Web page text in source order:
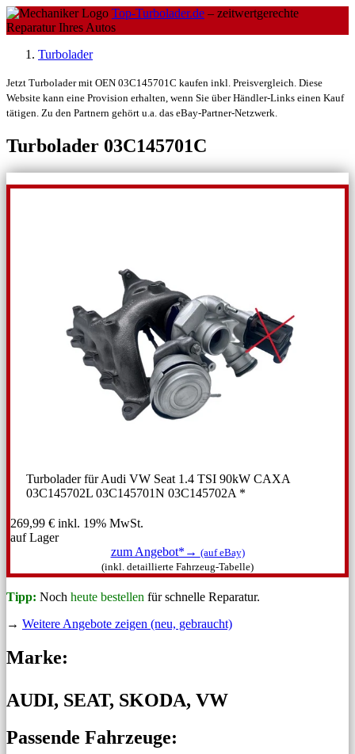
Top-Turbolader.de – zeitwertgerechte
Reparatur Ihres Autos
Turbolader
Jetzt Turbolader mit OEN 03C145701C kaufen inkl. Preisvergleich. Diese
Website kann eine Provision erhalten, wenn Sie über Händler-Links einen Kauf
tätigen. Zu den Partnern gehört u.a. das eBay-Partner-Netzwerk.
Turbolader 03C145701C
Turbolader für Audi VW Seat 1.4 TSI 90kW CAXA
03C145702L 03C145701N 03C145702A *
269,99 € inkl. 19% MwSt.
auf Lager
zum Angebot*→ (auf eBay)
(inkl. detaillierte Fahrzeug-Tabelle)
Tipp: Noch heute bestellen für schnelle Reparatur.
→ Weitere Angebote zeigen (neu, gebraucht)
Marke:
AUDI, SEAT, SKODA, VW
Passende Fahrzeuge: